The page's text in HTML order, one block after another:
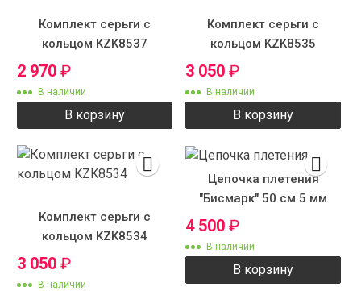
Комплект серьги с
кольцом KZK8537
2 970 ₽
В наличии
В корзину
Комплект серьги с
кольцом KZK8535
3 050 ₽
В наличии
В корзину
Комплект серьги с
кольцом KZK8534
3 050 ₽
В наличии
Цепочка плетения
"Бисмарк" 50 см 5 мм
4 500 ₽
В наличии
В корзину